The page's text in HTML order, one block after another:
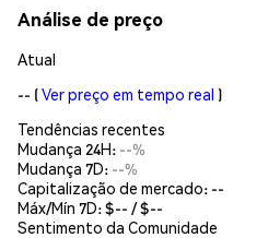
Análise de preço
Atual
-- (Ver preço em tempo real )
Tendências recentes
Mudança 24H: --%
Mudança 7D: --%
Capitalização de mercado: --
Máx/Mín 7D: $-- / $--
Sentimento da Comunidade